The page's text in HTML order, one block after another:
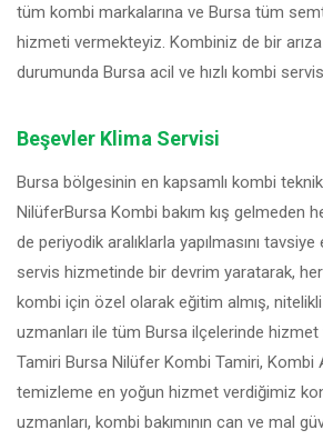
tüm kombi markalarına ve Bursa tüm
hizmeti vermekteyiz. Kombiniz de bir
durumunda Bursa acil ve hızlı kombi
Beşevler Klima Servisi
Bursa bölgesinin en kapsamlı kombi
NilüferBursa Kombi bakım kış gelmeden
de periyodik aralıklarla yapılmasını
servis hizmetinde bir devrim yaratarak,
kombi için özel olarak eğitim almış,
uzmanları ile tüm Bursa ilçelerinde
Tamiri Bursa Nilüfer Kombi Tamiri, Kombi
temizleme en yoğun hizmet verdiğimiz
uzmanları, kombi bakımının can ve mal